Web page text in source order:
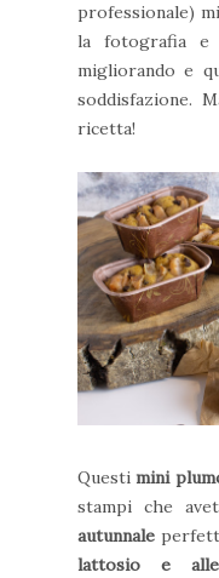
professionale)
la fotografia e
migliorando e
soddisfazione.
ricetta!
Questi mini
stampi che
autunnale
lattosio e